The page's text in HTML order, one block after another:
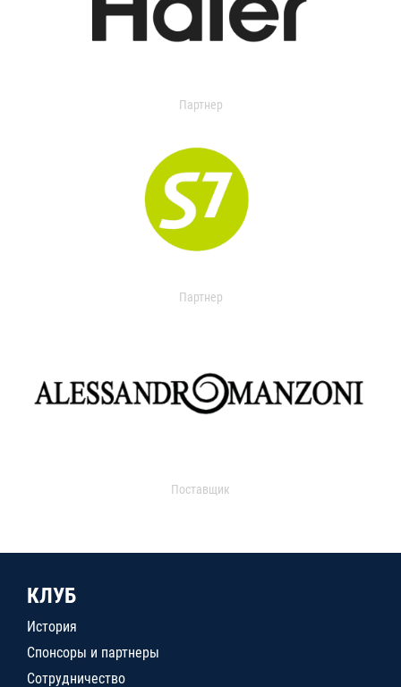
Партнер
Партнер
Поставщик
КЛУБ
История
Спонсоры и партнеры
Сотрудничество